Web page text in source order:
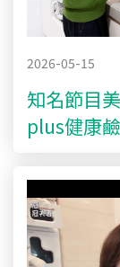
2026-05-15
知名節目
plus健康